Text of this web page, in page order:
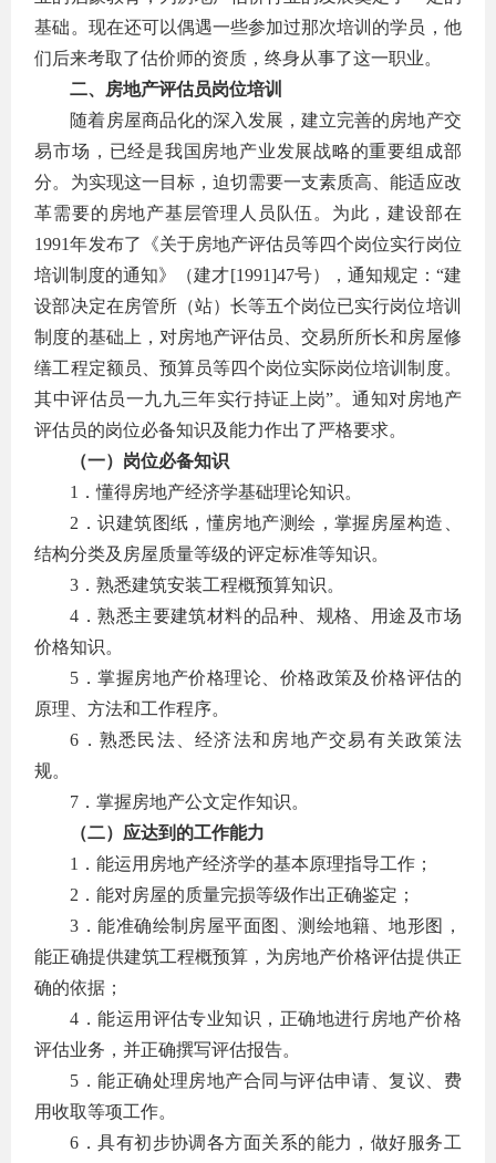
基础。现在还可以偶遇一些参加过那次培训的学员，他
们后来考取了估价师的资质，终身从事了这一职业。
二、房地产评估员岗位培训
随着房屋商品化的深入发展，建立完善的房地产交
易市场，已经是我国房地产业发展战略的重要组成部
分。为实现这一目标，迫切需要一支素质高、能适应改
革需要的房地产基层管理人员队伍。为此，建设部在
1991年发布了《关于房地产评估员等四个岗位实行岗位
培训制度的通知》（建才[1991]47号），通知规定：“建
设部决定在房管所（站）长等五个岗位已实行岗位培训
制度的基础上，对房地产评估员、交易所所长和房屋修
缮工程定额员、预算员等四个岗位实际岗位培训制度。
其中评估员一九九三年实行持证上岗”。通知对房地产
评估员的岗位必备知识及能力作出了严格要求。
（一）岗位必备知识
1．懂得房地产经济学基础理论知识。
2．识建筑图纸，懂房地产测绘，掌握房屋构造、
结构分类及房屋质量等级的评定标准等知识。
3．熟悉建筑安装工程概预算知识。
4．熟悉主要建筑材料的品种、规格、用途及市场
价格知识。
5．掌握房地产价格理论、价格政策及价格评估的
原理、方法和工作程序。
6．熟悉民法、经济法和房地产交易有关政策法
规。
7．掌握房地产公文定作知识。
（二）应达到的工作能力
1．能运用房地产经济学的基本原理指导工作；
2．能对房屋的质量完损等级作出正确鉴定；
3．能准确绘制房屋平面图、测绘地籍、地形图，
能正确提供建筑工程概预算，为房地产价格评估提供正
确的依据；
4．能运用评估专业知识，正确地进行房地产价格
评估业务，并正确撰写评估报告。
5．能正确处理房地产合同与评估申请、复议、费
用收取等项工作。
6．具有初步协调各方面关系的能力，做好服务工